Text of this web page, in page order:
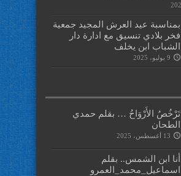
بمناسبة عيد العرش المجيد جمعية
فخر بلادي تنسيق مع ادارة دار
الشباب ابن يخلف
9 يوليو، 2025
تَرْخُصُ الأَرْوَاحُ … بقلم حمدي
الطحان
13 أغسطس، 2025
أنا ابن الشمس.. بقلم
اسماعيل_محمد_العمرو